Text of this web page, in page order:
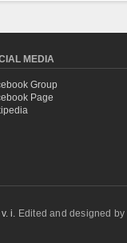
MEDIA
Group
Page
i. Edited and designed by